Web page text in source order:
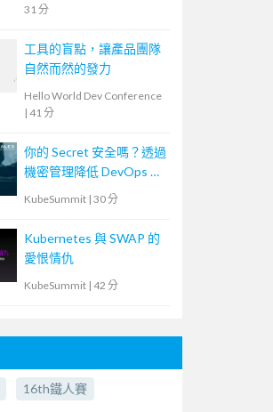
31 分
工具的盲點，讓產品團隊
自然而然的發力
Hello World Dev Conference
| 41 分
你的 Secret 安全嗎？透過
機密管理降低 DevOps 和
KubeSummit | 30 分
Kubernetes 與 SWAP 的
愛恨情仇
KubeSummit | 42 分
16th鐵人賽